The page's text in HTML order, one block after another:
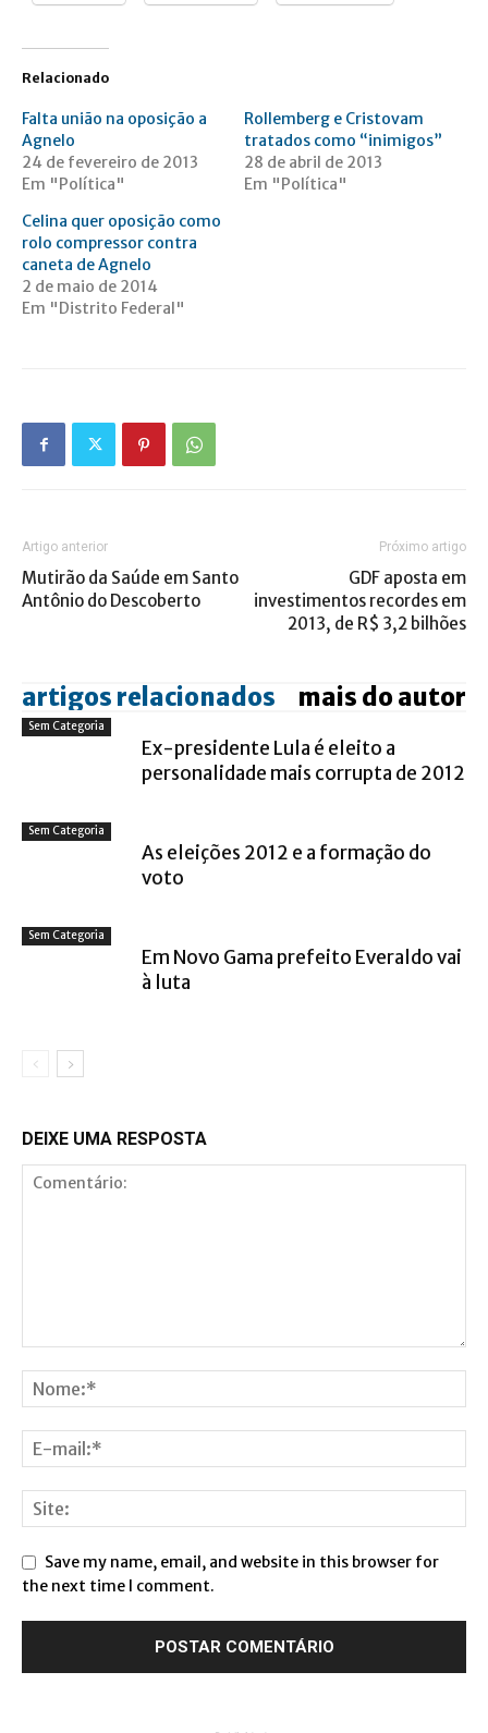
Relacionado
Falta união na oposição a
Agnelo
24 de fevereiro de 2013
Em "Política"
Rollemberg e Cristovam
tratados como “inimigos”
28 de abril de 2013
Em "Política"
Celina quer oposição como
rolo compressor contra
caneta de Agnelo
2 de maio de 2014
Em "Distrito Federal"
Artigo anterior
Mutirão da Saúde em Santo
Antônio do Descoberto
Próximo artigo
GDF aposta em
investimentos recordes em
2013, de R$ 3,2 bilhões
artigos relacionados mais do autor
Sem Categoria
Ex-presidente Lula é eleito a
personalidade mais corrupta de 2012
Sem Categoria
As eleições 2012 e a formação do
voto
Sem Categoria
Em Novo Gama prefeito Everaldo vai
à luta
DEIXE UMA RESPOSTA
Save my name, email, and website in this browser for
the next time I comment.